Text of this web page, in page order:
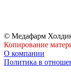
© Медафарм
Копирование
О компании
Политика в